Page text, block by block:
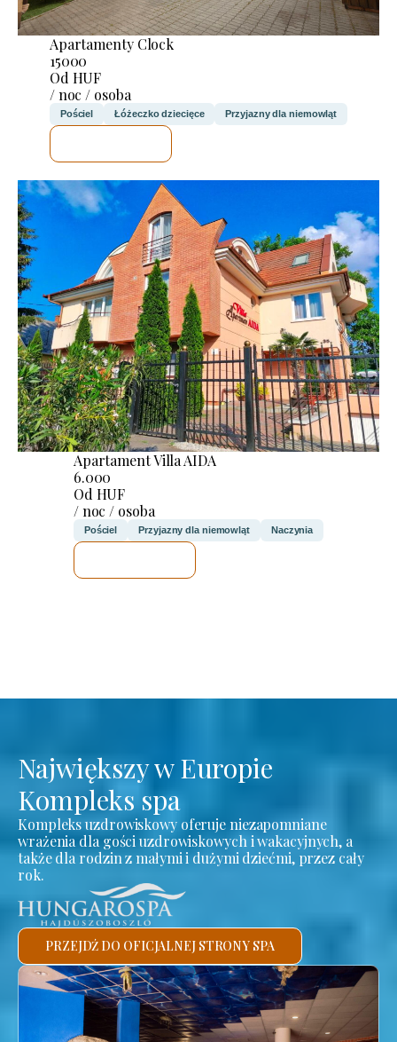
Apartamenty Clock
15000
Od HUF
/ noc / osoba
Pościel Łóżeczko dziecięce Przyjazny dla niemowląt
Apartament Villa AIDA
6.000
Od HUF
/ noc / osoba
Pościel Przyjazny dla niemowląt Naczynia
Największy w Europie
Kompleks spa
Kompleks uzdrowiskowy oferuje niezapomniane
wrażenia dla gości uzdrowiskowych i wakacyjnych, a
także dla rodzin z małymi i dużymi dziećmi, przez cały
rok.
PRZEJDŹ DO OFICJALNEJ STRONY SPA